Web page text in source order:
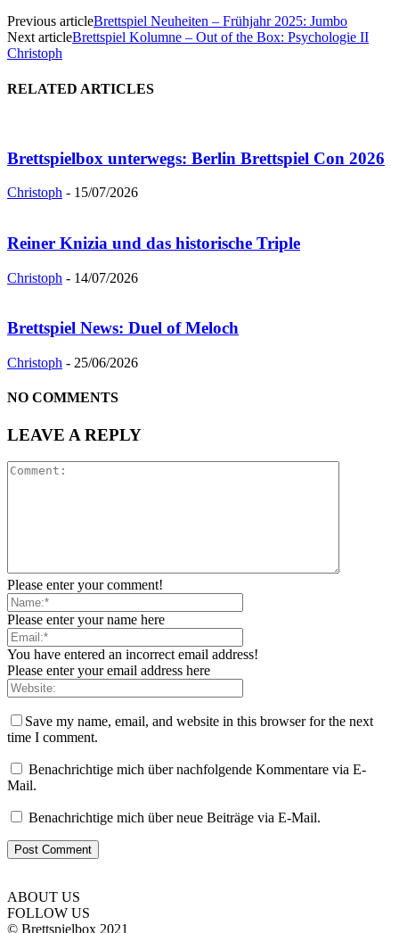
Previous articleBrettspiel Neuheiten – Frühjahr 2025: Jumbo
Next articleBrettspiel Kolumne – Out of the Box: Psychologie II
Christoph
RELATED ARTICLES
Brettspielbox unterwegs: Berlin Brettspiel Con 2026
Christoph - 15/07/2026
Reiner Knizia und das historische Triple
Christoph - 14/07/2026
Brettspiel News: Duel of Meloch
Christoph - 25/06/2026
NO COMMENTS
LEAVE A REPLY
Please enter your comment!
Please enter your name here
You have entered an incorrect email address!
Please enter your email address here
Save my name, email, and website in this browser for the next
time I comment.
Benachrichtige mich über nachfolgende Kommentare via E-
Mail.
Benachrichtige mich über neue Beiträge via E-Mail.
ABOUT US
FOLLOW US
© Brettspielbox 2021